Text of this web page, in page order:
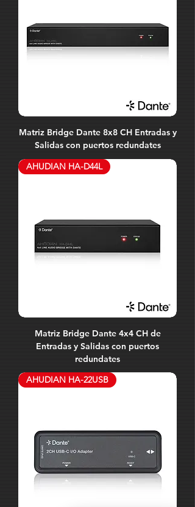
Matriz Bridge Dante 8x8 CH Entradas y
Salidas con puertos redundates
AHUDIAN HA-D44L
Matriz Bridge Dante 4x4 CH de
Entradas y Salidas con puertos
redundates
AHUDIAN HA-22USB